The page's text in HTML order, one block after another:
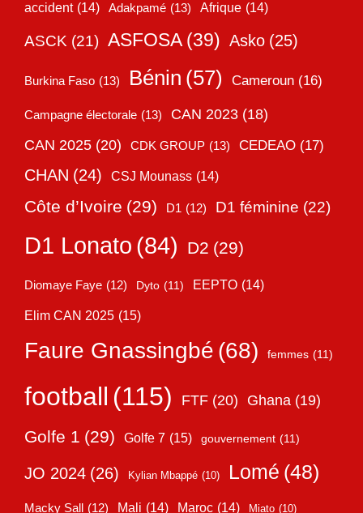
accident (14) Adakpamé (13) Afrique (14)
ASCK (21) ASFOSA (39) Asko (25)
Burkina Faso (13) Bénin (57) Cameroun (16)
Campagne électorale (13) CAN 2023 (18)
CAN 2025 (20) CDK GROUP (13) CEDEAO (17)
CHAN (24) CSJ Mounass (14)
Côte d’Ivoire (29) D1 (12) D1 féminine (22)
D1 Lonato (84) D2 (29)
Diomaye Faye (12) Dyto (11) EEPTO (14)
Elim CAN 2025 (15)
Faure Gnassingbé (68) femmes (11)
football (115) FTF (20) Ghana (19)
Golfe 1 (29) Golfe 7 (15) gouvernement (11)
JO 2024 (26) Kylian Mbappé (10) Lomé (48)
Macky Sall (12) Mali (14) Maroc (14) Miato (10)